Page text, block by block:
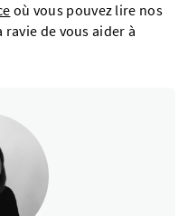
où vous pouvez lire nos
ravie de vous aider à